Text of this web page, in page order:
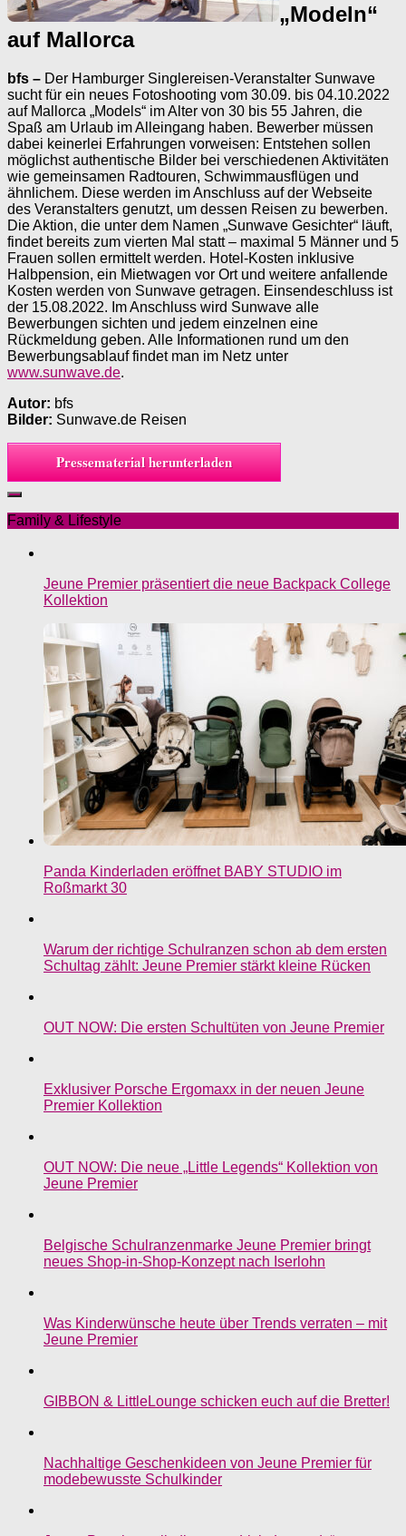
„Modeln“
auf Mallorca
bfs – Der Hamburger Singlereisen-Veranstalter Sunwave
sucht für ein neues Fotoshooting vom 30.09. bis 04.10.2022
auf Mallorca ­„Models“ im Alter von 30 bis 55 Jahren, die
Spaß am Urlaub im Alleingang haben. Bewerber müssen
dabei keinerlei Erfahrungen vorweisen: Entstehen sollen
möglichst authentische Bilder bei verschiedenen Aktivitäten
wie gemeinsamen Radtouren, Schwimmausflügen und
ähnlichem. Diese werden im Anschluss auf der Webseite
des Veranstalters genutzt, um dessen Reisen zu bewerben.
Die Aktion, die unter dem Namen „Sunwave Gesichter“ läuft,
findet bereits zum vierten Mal statt – maximal 5 Männer und 5
Frauen sollen ermittelt werden. Hotel-Kosten inklusive
Halbpension, ein Mietwagen vor Ort und weitere anfallende
Kosten werden von Sunwave getragen. Einsendeschluss ist
der 15.08.2022. Im Anschluss wird Sunwave alle
Bewerbungen sichten und jedem einzelnen eine
Rückmeldung geben. Alle Informationen rund um den
Bewerbungsablauf findet man im Netz unter
www.sunwave.de.
Autor: bfs
Bilder: Sunwave.de Reisen
Pressematerial herunterladen
Family & Lifestyle
Jeune Premier präsentiert die neue Backpack College
Kollektion
Panda Kinderladen eröffnet BABY STUDIO im
Roßmarkt 30
Warum der richtige Schulranzen schon ab dem ersten
Schultag zählt: Jeune Premier stärkt kleine Rücken
OUT NOW: Die ersten Schultüten von Jeune Premier
Exklusiver Porsche Ergomaxx in der neuen Jeune
Premier Kollektion
OUT NOW: Die neue „Little Legends“ Kollektion von
Jeune Premier
Belgische Schulranzenmarke Jeune Premier bringt
neues Shop-in-Shop-Konzept nach Iserlohn
Was Kinderwünsche heute über Trends verraten – mit
Jeune Premier
GIBBON & LittleLounge schicken euch auf die Bretter!
Nachhaltige Geschenkideen von Jeune Premier für
modebewusste Schulkinder